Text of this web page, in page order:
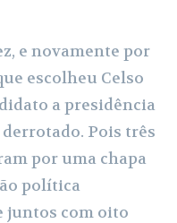
e novamente por
escolheu Celso
a presidência
Pois três
por uma chapa
política
juntos com oito